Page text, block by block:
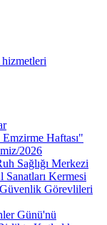
hizmetleri
Haftası"
2026
Sağlığı Merkezi
Sanatları Kermesi
Görevlileri
Günü'nü